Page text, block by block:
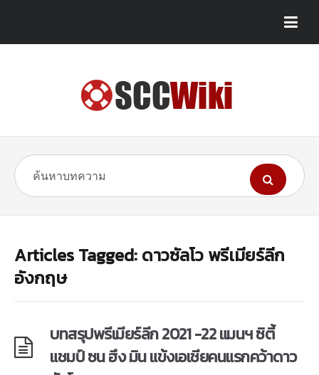
Articles Tagged: ดาวซัลโว พรีเมียร์ลีก
อังกฤษ
บทสรุปพรีเมียร์ลีก 2021 -22 แมนฯ ซิตี้
แชมป์ ซน ฮึง มิน แข้งเอเชียคนแรกคว้าดาว